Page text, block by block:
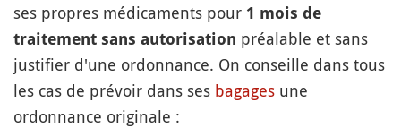
ses propres médicaments pour 1 mois de
traitement sans autorisation préalable et sans
justifier d'une ordonnance. On conseille dans tous
les cas de prévoir dans ses bagages une
ordonnance originale :